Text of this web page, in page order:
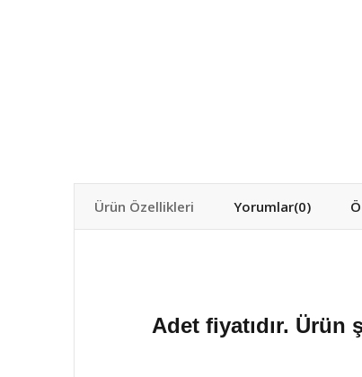
Ürün Özellikleri Yorumlar(0)
Adet fiyatıdır. Ürün